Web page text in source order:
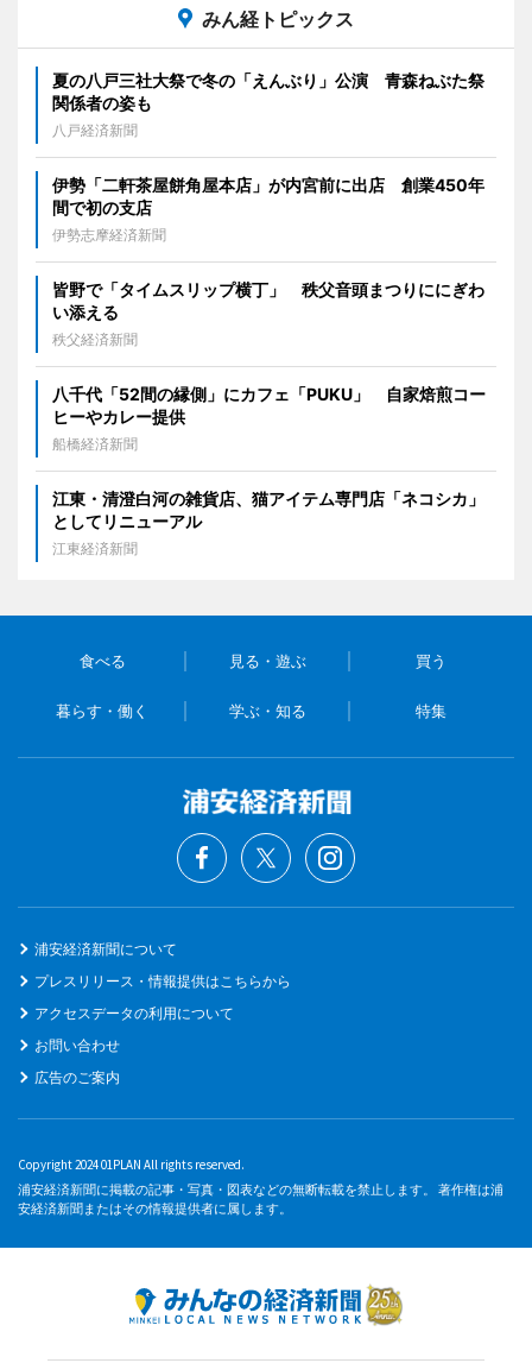
みん経トピックス
夏の八戸三社大祭で冬の「えんぶり」公演 青森ねぶた祭
関係者の姿も
八戸経済新聞
伊勢「二軒茶屋餅角屋本店」が内宮前に出店 創業450年
間で初の支店
伊勢志摩経済新聞
皆野で「タイムスリップ横丁」 秩父音頭まつりににぎわ
い添える
秩父経済新聞
八千代「52間の縁側」にカフェ「PUKU」 自家焙煎コー
ヒーやカレー提供
船橋経済新聞
江東・清澄白河の雑貨店、猫アイテム専門店「ネコシカ」
としてリニューアル
江東経済新聞
食べる 見る・遊ぶ 買う
暮らす・働く 学ぶ・知る 特集
浦安経済新聞について
プレスリリース・情報提供はこちらから
アクセスデータの利用について
お問い合わせ
広告のご案内
Copyright 2024 01PLAN All rights reserved.
浦安経済新聞に掲載の記事・写真・図表などの無断転載を禁止します。 著作権は浦
安経済新聞またはその情報提供者に属します。